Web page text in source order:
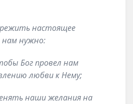
настоящее
нам нужно:
Бог провел нам
любви к Нему;
наши желания на